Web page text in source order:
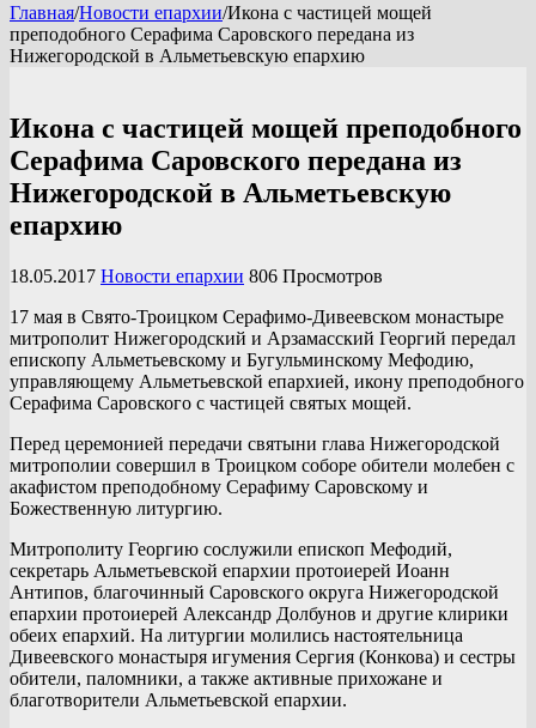
Главная/Новости епархии/Икона с частицей мощей
преподобного Серафима Саровского передана из
Нижегородской в Альметьевскую епархию
Икона с частицей мощей преподобного
Серафима Саровского передана из
Нижегородской в Альметьевскую
епархию
18.05.2017 Новости епархии 806 Просмотров
17 мая в Свято-Троицком Серафимо-Дивеевском монастыре
митрополит Нижегородский и Арзамасский Георгий передал
епископу Альметьевскому и Бугульминскому Мефодию,
управляющему Альметьевской епархией, икону преподобного
Серафима Саровского с частицей святых мощей.
Перед церемонией передачи святыни глава Нижегородской
митрополии совершил в Троицком соборе обители молебен с
акафистом преподобному Серафиму Саровскому и
Божественную литургию.
Митрополиту Георгию сослужили епископ Мефодий,
секретарь Альметьевской епархии протоиерей Иоанн
Антипов, благочинный Саровского округа Нижегородской
епархии протоиерей Александр Долбунов и другие клирики
обеих епархий. На литургии молились настоятельница
Дивеевского монастыря игумения Сергия (Конкова) и сестры
обители, паломники, а также активные прихожане и
благотворители Альметьевской епархии.